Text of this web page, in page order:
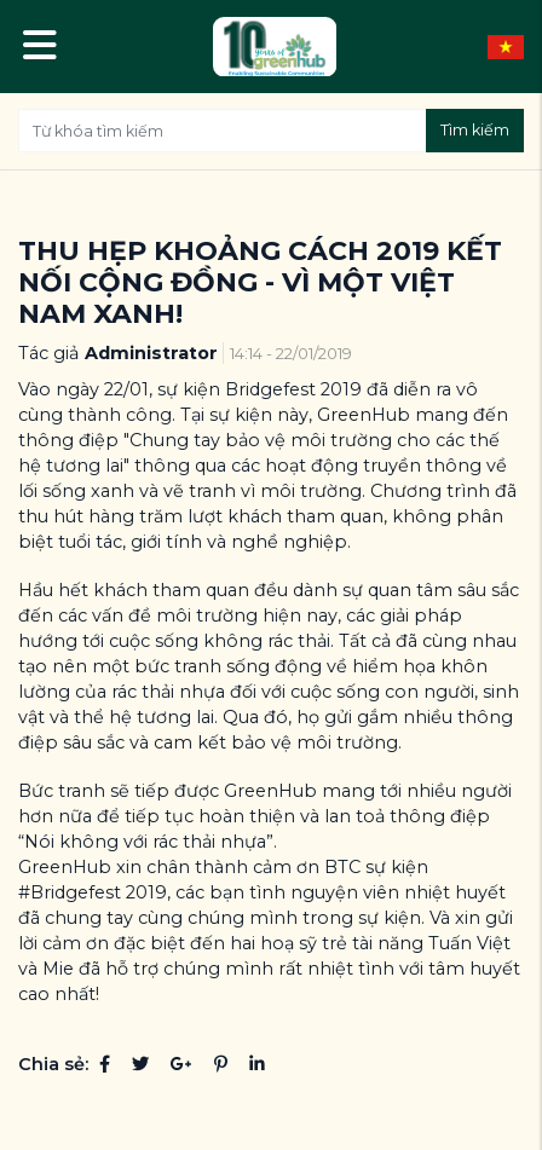
Tìm kiếm
THU HẸP KHOẢNG CÁCH 2019 KẾT
NỐI CỘNG ĐỒNG - VÌ MỘT VIỆT
NAM XANH!
Tác giả Administrator 14:14 - 22/01/2019
Vào ngày 22/01, sự kiện Bridgefest 2019 đã diễn ra vô
cùng thành công. Tại sự kiện này, GreenHub mang đến
thông điệp "Chung tay bảo vệ môi trường cho các thế
hệ tương lai" thông qua các hoạt động truyền thông về
lối sống xanh và vẽ tranh vì môi trường. Chương trình đã
thu hút hàng trăm lượt khách tham quan, không phân
biệt tuổi tác, giới tính và nghề nghiệp.
Hầu hết khách tham quan đều dành sự quan tâm sâu sắc
đến các vấn đề môi trường hiện nay, các giải pháp
hướng tới cuộc sống không rác thải. Tất cả đã cùng nhau
tạo nên một bức tranh sống động về hiểm họa khôn
lường của rác thải nhựa đối với cuộc sống con người, sinh
vật và thể hệ tương lai. Qua đó, họ gửi gắm nhiều thông
điệp sâu sắc và cam kết bảo vệ môi trường.
Bức tranh sẽ tiếp được GreenHub mang tới nhiều người
hơn nữa để tiếp tục hoàn thiện và lan toả thông điệp
“Nói không với rác thải nhựa”.
GreenHub xin chân thành cảm ơn BTC sự kiện
#Bridgefest 2019, các bạn tình nguyện viên nhiệt huyết
đã chung tay cùng chúng mình trong sự kiện. Và xin gửi
lời cảm ơn đặc biệt đến hai hoạ sỹ trẻ tài năng Tuấn Việt
và Mie đã hỗ trợ chúng mình rất nhiệt tình với tâm huyết
cao nhất!
Chia sẻ: